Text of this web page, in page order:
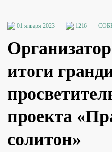
01 января 2023 1216
итоги
проекта
солитон»